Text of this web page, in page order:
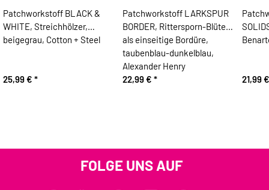
Patchworkstoff BLACK &
WHITE, Streichhölzer,
beigegrau, Cotton + Steel
25,99 € *
Patchworkstoff LARKSPUR
BORDER, Rittersporn-Blüten
als einseitige Bordüre,
taubenblau-dunkelblau,
Alexander Henry
22,99 € * 21,99
FOLGE UNS AUF